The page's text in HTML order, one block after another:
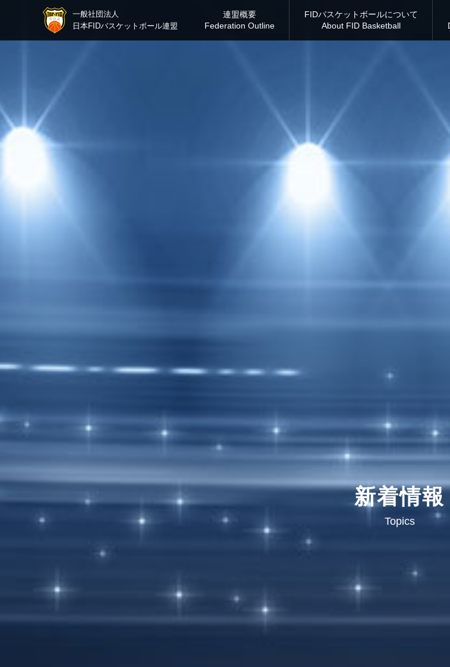
一般社団法人
日本FIDバスケットボール連盟
連盟概要
Federation Outline
FIDバスケットボールについて
About FID Basketball
新着情報
Topics